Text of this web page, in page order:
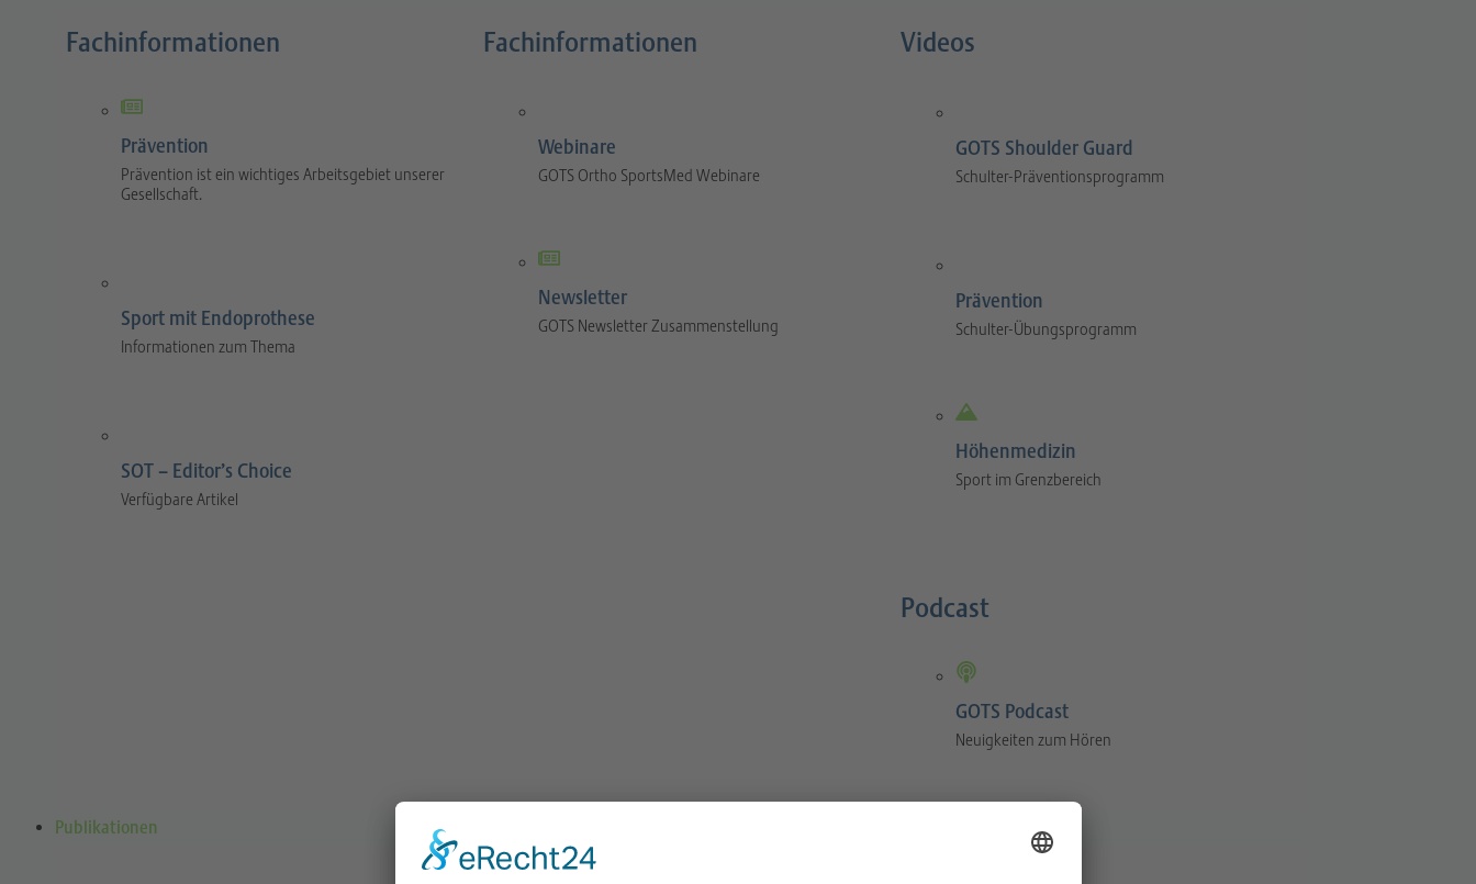
Fachinformationen
Prävention
Prävention ist ein wichtiges Arbeitsgebiet unserer
Gesellschaft.
Sport mit Endoprothese
Informationen zum Thema
SOT – Editor’s Choice
Verfügbare Artikel
Fachinformationen
Webinare
GOTS Ortho SportsMed Webinare
Newsletter
GOTS Newsletter Zusammenstellung
Videos
GOTS Shoulder Guard
Schulter-Präventionsprogramm
Prävention
Schulter-Übungsprogramm
Höhenmedizin
Sport im Grenzbereich
Podcast
GOTS Podcast
Neuigkeiten zum Hören
Publikationen